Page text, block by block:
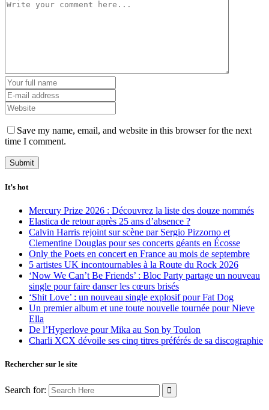
Save my name, email, and website in this browser for the next
time I comment.
It’s hot
Mercury Prize 2026 : Découvrez la liste des douze nommés
Elastica de retour après 25 ans d’absence ?
Calvin Harris rejoint sur scène par Sergio Pizzorno et
Clementine Douglas pour ses concerts géants en Écosse
Only the Poets en concert en France au mois de septembre
5 artistes UK incontournables à la Route du Rock 2026
‘Now We Can’t Be Friends’ : Bloc Party partage un nouveau
single pour faire danser les cœurs brisés
‘Shit Love’ : un nouveau single explosif pour Fat Dog
Un premier album et une toute nouvelle tournée pour Nieve
Ella
De l’Hyperlove pour Mika au Son by Toulon
Charli XCX dévoile ses cinq titres préférés de sa discographie
Rechercher sur le site
Search for: